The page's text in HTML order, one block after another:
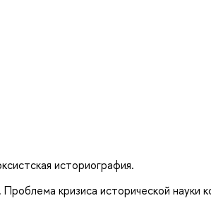
историография.
кризиса исторической науки